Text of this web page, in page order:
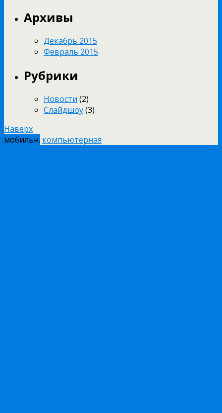
Архивы
Декабрь 2015
Февраль 2015
Рубрики
Новости (2)
Слайдшоу(3)
Наверх
мобильн. компьютерная